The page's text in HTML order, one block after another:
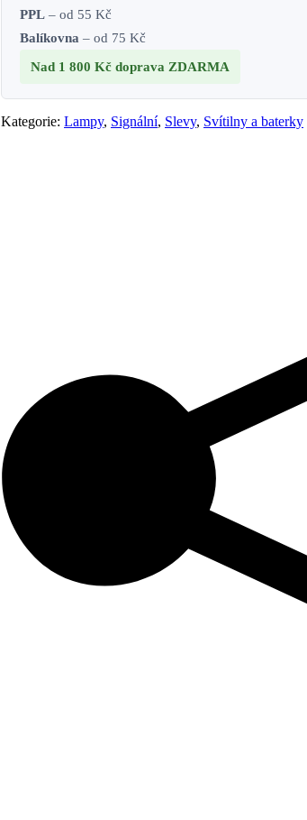
PPL – od 55 Kč
Balíkovna – od 75 Kč
Nad 1 800 Kčdoprava ZDARMA
Kategorie:Lampy, Signální, Slevy, Svítilny a baterky